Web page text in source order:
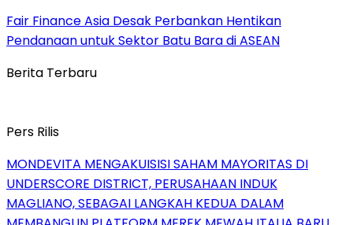
Fair Finance Asia Desak Perbankan Hentikan
Pendanaan untuk Sektor Batu Bara di ASEAN
Berita Terbaru
Pers Rilis
MONDEVITA MENGAKUISISI SAHAM MAYORITAS DI
UNDERSCORE DISTRICT, PERUSAHAAN INDUK
MAGLIANO, SEBAGAI LANGKAH KEDUA DALAM